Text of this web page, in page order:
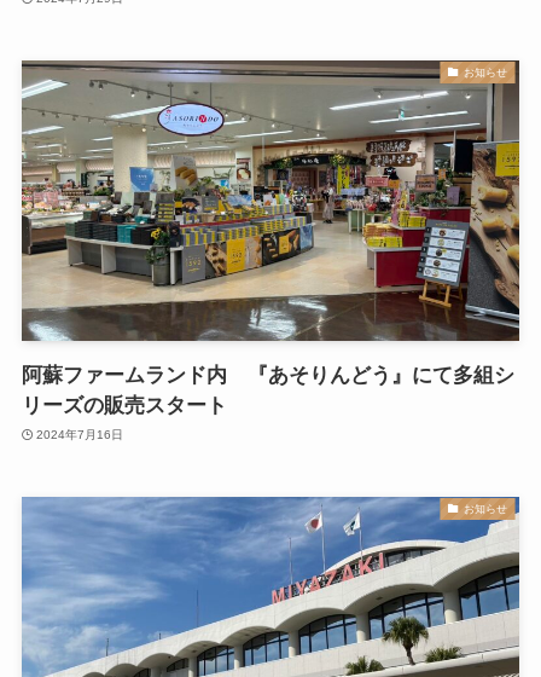
お知らせ
阿蘇ファームランド内 『あそりんどう』にて多組シ
リーズの販売スタート
2024年7月16日
お知らせ